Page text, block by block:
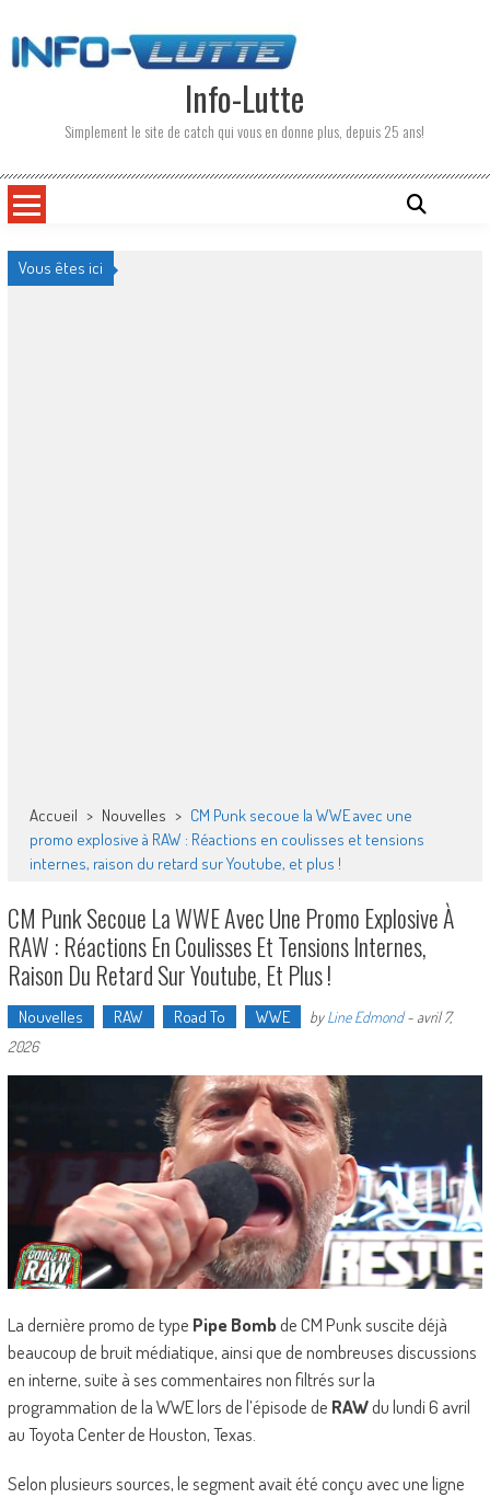
to
content
Info-Lutte
Simplement le site de catch qui vous en donne plus, depuis 25 ans!
Vous êtes ici
Accueil > Nouvelles > CM Punk secoue la WWE avec une
promo explosive à RAW : Réactions en coulisses et tensions
internes, raison du retard sur Youtube, et plus !
CM Punk Secoue La WWE Avec Une Promo Explosive À
RAW : Réactions En Coulisses Et Tensions Internes,
Raison Du Retard Sur Youtube, Et Plus !
Nouvelles RAW Road To WWE byLine Edmond- avril 7,
2026
La dernière promo de type Pipe Bombde CM Punk suscite déjà
beaucoup de bruit médiatique, ainsi que de nombreuses discussions
en interne, suite à ses commentaires non filtrés sur la
programmation de la WWE lors de l’épisode de RAWdu lundi 6 avril
au Toyota Center de Houston, Texas.
Selon plusieurs sources, le segment avait été conçu avec une ligne